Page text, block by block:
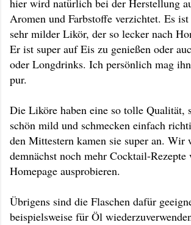
Aromen und Farbstoffe verzichtet. Es
sehr milder Likör, der so lecker nach
Er ist super auf Eis zu genießen oder
oder Longdrinks. Ich persönlich mag
pur.
Die Liköre haben eine so tolle Qualität,
schön mild und schmecken einfach
den Mittestern kamen sie super an. Wir
demnächst noch mehr Cocktail-Rezepte
Homepage ausprobieren.
Übrigens sind die Flaschen dafür
beispielsweise für Öl